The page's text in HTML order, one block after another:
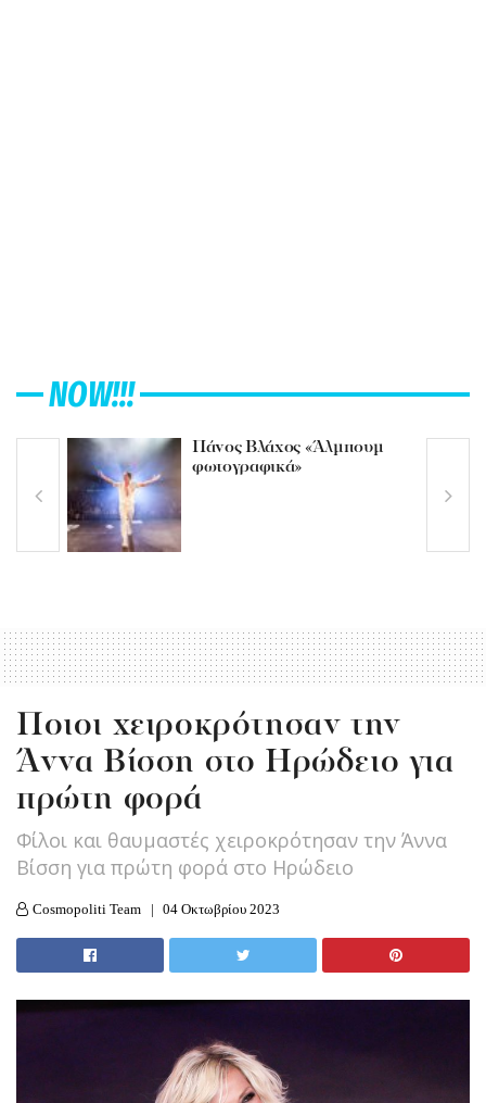
NOW!!!
Πάνος Βλάχος «Άλμπουμ
φωτογραφικά»
Ποιοι χειροκρότησαν την
Άννα Βίσση στο Ηρώδειο για
πρώτη φορά
Φίλοι και θαυμαστές χειροκρότησαν την Άννα
Βίσση για πρώτη φορά στο Ηρώδειο
Cosmopoliti Team 04 Οκτωβρίου 2023